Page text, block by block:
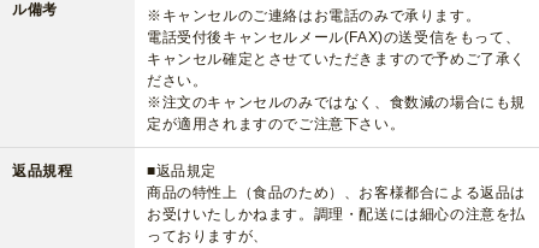
ル備考
※キャンセルのご連絡はお電話のみで承ります。
電話受付後キャンセルメール(FAX)の送受信をもって、
キャンセル確定とさせていただきますので予めご了承く
ださい。
※注文のキャンセルのみではなく、食数減の場合にも規
定が適用されますのでご注意下さい。
返品規程
■返品規定
商品の特性上（食品のため）、お客様都合による返品は
お受けいたしかねます。調理・配送には細心の注意を払
っておりますが、